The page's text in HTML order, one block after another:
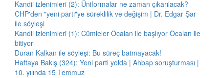
Kandil izlenimleri (2): Üniformalar ne zaman çıkarılacak?
CHP'den "yeni parti"ye süreklilik ve değişim | Dr. Edgar Şar
ile söyleşi
Kandil izlenimleri (1): Cümleler Öcalan ile başlıyor Öcalan ile
bitiyor
Duran Kalkan ile söyleşi: Bu süreç batmayacak!
Haftaya Bakış (324): Yeni parti yolda | Ahbap soruşturması |
10. yılında 15 Temmuz